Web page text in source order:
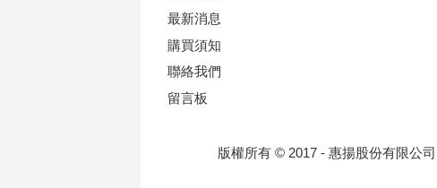
最新消息
購買須知
聯絡我們
留言板
版權所有 © 2017 - 惠揚股份有限公